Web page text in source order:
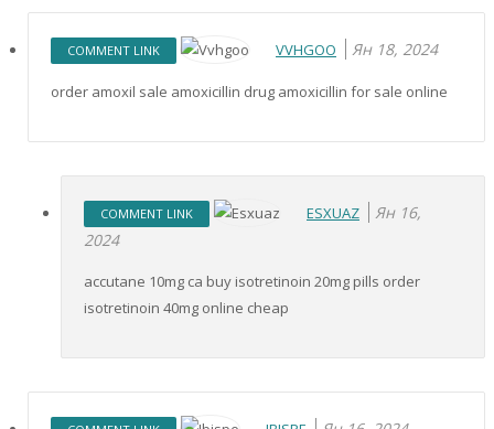
COMMENT LINK VVHGOO Ян 18, 2024
order amoxil sale amoxicillin drug amoxicillin for sale online
COMMENT LINK ESXUAZ
Ян 16,
2024
accutane 10mg ca buy isotretinoin 20mg pills order
isotretinoin 40mg online cheap